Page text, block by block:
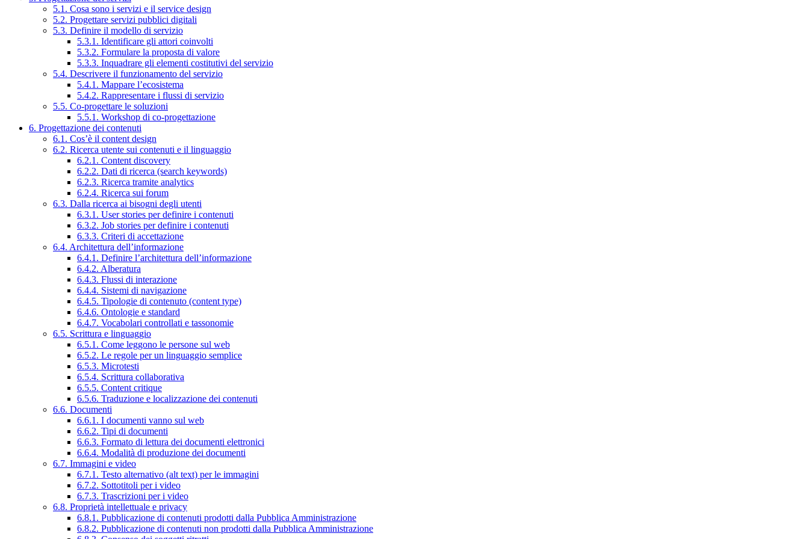
5.1. Cosa sono i servizi e il service design
5.2. Progettare servizi pubblici digitali
5.3. Definire il modello di servizio
5.3.1. Identificare gli attori coinvolti
5.3.2. Formulare la proposta di valore
5.3.3. Inquadrare gli elementi costitutivi del servizio
5.4. Descrivere il funzionamento del servizio
5.4.1. Mappare l’ecosistema
5.4.2. Rappresentare i flussi di servizio
5.5. Co-progettare le soluzioni
5.5.1. Workshop di co-progettazione
6. Progettazione dei contenuti
6.1. Cos’è il content design
6.2. Ricerca utente sui contenuti e il linguaggio
6.2.1. Content discovery
6.2.2. Dati di ricerca (search keywords)
6.2.3. Ricerca tramite analytics
6.2.4. Ricerca sui forum
6.3. Dalla ricerca ai bisogni degli utenti
6.3.1. User stories per definire i contenuti
6.3.2. Job stories per definire i contenuti
6.3.3. Criteri di accettazione
6.4. Architettura dell’informazione
6.4.1. Definire l’architettura dell’informazione
6.4.2. Alberatura
6.4.3. Flussi di interazione
6.4.4. Sistemi di navigazione
6.4.5. Tipologie di contenuto (content type)
6.4.6. Ontologie e standard
6.4.7. Vocabolari controllati e tassonomie
6.5. Scrittura e linguaggio
6.5.1. Come leggono le persone sul web
6.5.2. Le regole per un linguaggio semplice
6.5.3. Microtesti
6.5.4. Scrittura collaborativa
6.5.5. Content critique
6.5.6. Traduzione e localizzazione dei contenuti
6.6. Documenti
6.6.1. I documenti vanno sul web
6.6.2. Tipi di documenti
6.6.3. Formato di lettura dei documenti elettronici
6.6.4. Modalità di produzione dei documenti
6.7. Immagini e video
6.7.1. Testo alternativo (alt text) per le immagini
6.7.2. Sottotitoli per i video
6.7.3. Trascrizioni per i video
6.8. Proprietà intellettuale e privacy
6.8.1. Pubblicazione di contenuti prodotti dalla Pubblica Amministrazione
6.8.2. Pubblicazione di contenuti non prodotti dalla Pubblica Amministrazione